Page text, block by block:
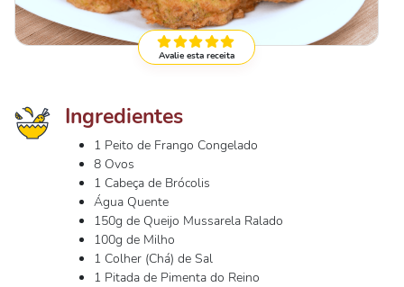
Avalie esta receita
Ingredientes
1 Peito de Frango Congelado
8 Ovos
1 Cabeça de Brócolis
Água Quente
150g de Queijo Mussarela Ralado
100g de Milho
1 Colher (Chá) de Sal
1 Pitada de Pimenta do Reino